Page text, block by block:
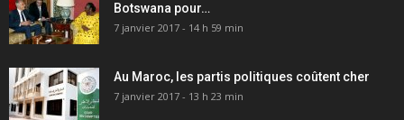
Botswana pour…
7 janvier 2017 - 14 h 59 min
Au Maroc, les partis politiques coûtent cher
7 janvier 2017 - 13 h 23 min